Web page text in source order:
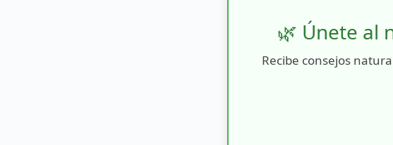
🌿 Únete al
Recibe consejos